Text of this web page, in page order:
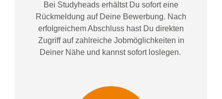
Bei Studyheads erhältst Du sofort eine
Rückmeldung auf Deine Bewerbung. Nach
erfolgreichem Abschluss hast Du direkten
Zugriff auf zahlreiche Jobmöglichkeiten in
Deiner Nähe und kannst sofort loslegen.